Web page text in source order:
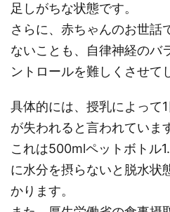
足しがちな状態です。
さらに、赤ちゃんのお世話
ないことも、自律神経のバ
ントロールを難しくさせて
具体的には、授乳によって
が失われると言われていま
これは500mlペットボトル
に水分を摂らないと脱水状
かります。